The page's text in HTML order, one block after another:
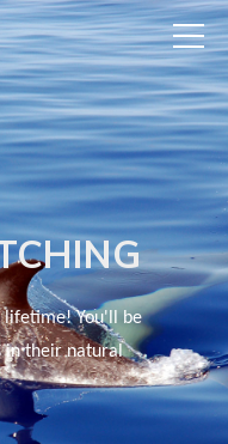
lifetime! You'll be
in their natural